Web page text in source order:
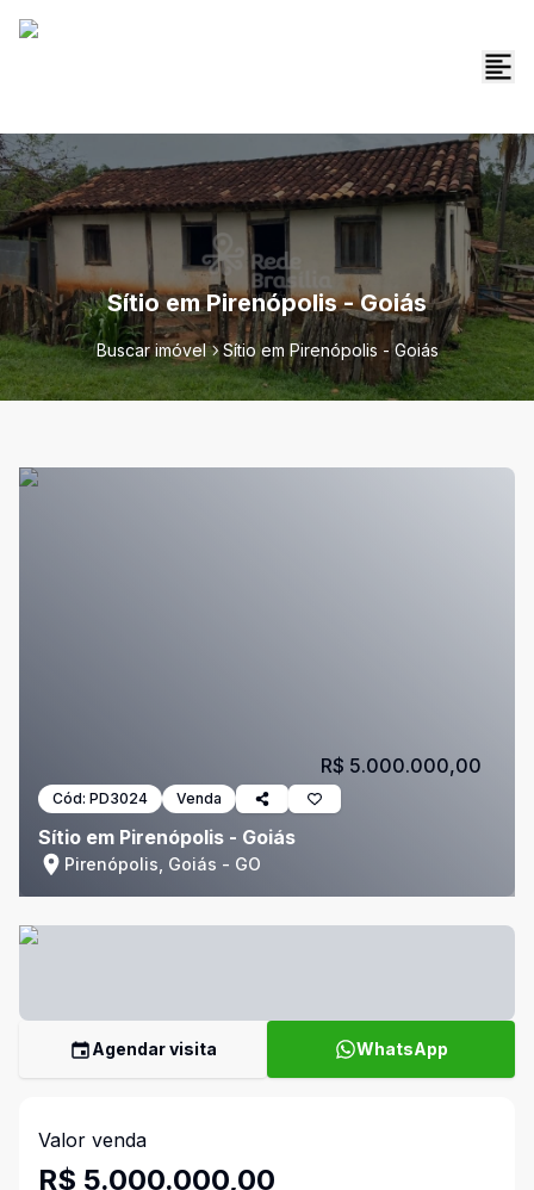
Sítio em Pirenópolis - Goiás
Buscar imóvel Sítio em Pirenópolis - Goiás
Cód: PD3024 Venda
Sítio em Pirenópolis - Goiás
Pirenópolis, Goiás - GO
R$ 5.000.000,00
Agendar visita WhatsApp
Valor venda
R$ 5.000.000,00